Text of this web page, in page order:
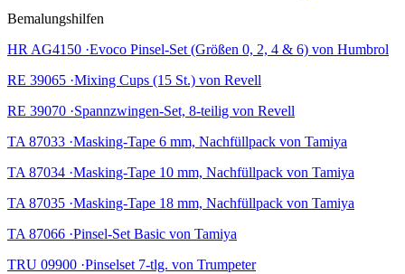
Bemalungshilfen
HR AG4150 ·Evoco Pinsel-Set (Größen 0, 2, 4 & 6) von Humbrol
RE 39065 ·Mixing Cups (15 St.) von Revell
RE 39070 ·Spannzwingen-Set, 8-teilig von Revell
TA 87033 ·Masking-Tape 6 mm, Nachfüllpack von Tamiya
TA 87034 ·Masking-Tape 10 mm, Nachfüllpack von Tamiya
TA 87035 ·Masking-Tape 18 mm, Nachfüllpack von Tamiya
TA 87066 ·Pinsel-Set Basic von Tamiya
TRU 09900 ·Pinselset 7-tlg. von Trumpeter